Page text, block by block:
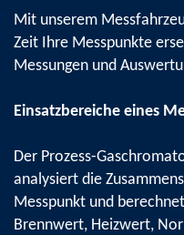
Mit unserem
Zeit Ihre Messpunkte
Messungen und
Einsatzbereiche eines
Der Prozess-
analysiert die
Messpunkt und
Brennwert, Heizwert,